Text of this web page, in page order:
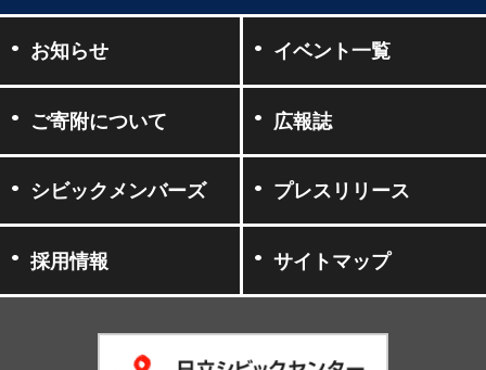
お知らせ イベント一覧
ご寄附について 広報誌
シビックメンバーズ プレスリリース
採用情報 サイトマップ